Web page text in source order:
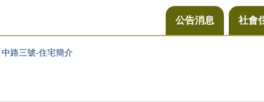
公告消息 社會
中路三號-住宅簡介